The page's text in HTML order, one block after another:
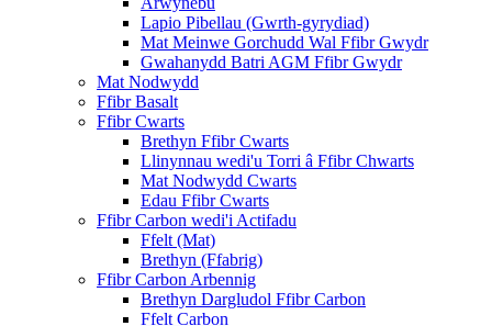
Lapio Pibellau (Gwrth-gyrydiad)
Mat Meinwe Gorchudd Wal Ffibr Gwydr
Gwahanydd Batri AGM Ffibr Gwydr
Mat Nodwydd
Ffibr Basalt
Ffibr Cwarts
Brethyn Ffibr Cwarts
Llinynnau wedi'u Torri â Ffibr Chwarts
Mat Nodwydd Cwarts
Edau Ffibr Cwarts
Ffibr Carbon wedi'i Actifadu
Ffelt (Mat)
Brethyn (Ffabrig)
Ffibr Carbon Arbennig
Brethyn Dargludol Ffibr Carbon
Ffelt Carbon